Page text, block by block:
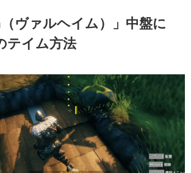
（ヴァルヘイム）」中盤に
テイム方法